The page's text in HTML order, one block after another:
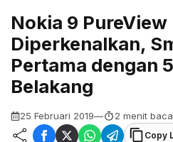
Nokia 9 PureView
Diperkenalkan,
Pertama dengan
Belakang
25 Februari 2019— 2 menit baca
Copy